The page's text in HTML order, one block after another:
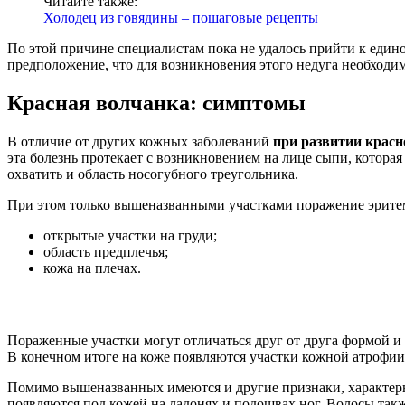
Холодец из говядины – пошаговые рецепты
По этой причине специалистам пока не удалось прийти к
предположение, что для возникновения этого недуга
Красная волчанка: симптомы
В отличие от других кожных заболеваний при развитии
эта болезнь протекает с возникновением на лице сыпи,
охватить и область носогубного треугольника.
При этом только вышеназванными участками поражение
открытые участки на груди;
область предплечья;
кожа на плечах.
Пораженные участки могут отличаться друг от друга формой
В конечном итоге на коже появляются участки кожной
Помимо вышеназванных имеются и другие признаки,